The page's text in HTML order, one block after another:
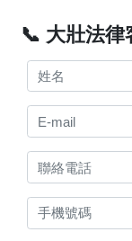
📞 大壯法律